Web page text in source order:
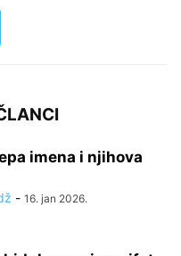
imena i njihova
- 16. jan 2026.